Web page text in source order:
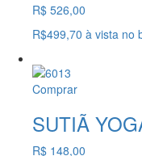
R$ 526,00
R$499,70 à vista no
Comprar
SUTIÃ
R$ 148,00